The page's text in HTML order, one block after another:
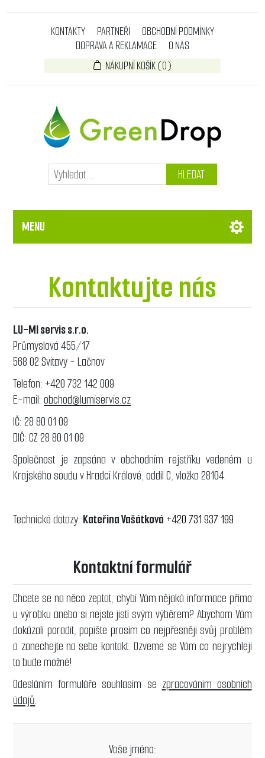
KONTAKTY PARTNEŘI
OBCHODNÍ PODMÍNKY
DOPRAVA A REKLAMACE
O NÁS
NÁKUPNÍ KOŠÍK(0)
HLEDAT
MENU
Kontaktujte nás
LU-MI servis s.r.o.
Průmyslová 455/17
568 02 Svitavy - Lačnov
Telefon: +420 732 142 009
E-mail:obchod@lumiservis.cz
IČ: 28 80 01 09
DIČ: CZ 28 80 01 09
Společnost je zapsána v obchodním rejstříku vedeném u
Krajského soudu v Hradci Králové, oddíl C, vložka 28104.
Technické dotazy: Kateřina Vašátková +420 731 937 199
Kontaktní formulář
Chcete se na něco zeptat, chybí Vám nějaká informace přímo
u výrobku anebo si nejste jistí svým výběrem? Abychom Vám
dokázali poradit, popište prosím co nejpřesněji svůj problém
a zanechejte na sebe kontakt. Ozveme se Vám co nejrychleji
to bude možné!
Odesláním formuláře souhlasím se zpracováním osobních
údajů.
Vaše jméno: